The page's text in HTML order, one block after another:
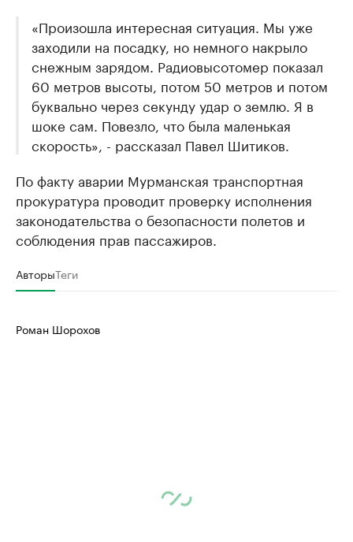
«Произошла интересная ситуация. Мы уже
заходили на посадку, но немного накрыло
снежным зарядом. Радиовысотомер показал
60 метров высоты, потом 50 метров и потом
буквально через секунду удар о землю. Я в
шоке сам. Повезло, что была маленькая
скорость», - рассказал Павел Шитиков.
По факту аварии Мурманская транспортная
прокуратура проводит проверку исполнения
законодательства о безопасности полетов и
соблюдения прав пассажиров.
АвторыТеги
Роман Шорохов